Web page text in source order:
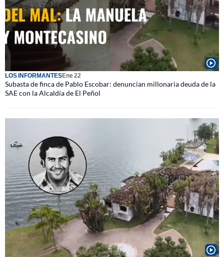
LOS INFORMANTESEne 22
Subasta de finca de Pablo Escobar: denuncian millonaria deuda de la
SAE con la Alcaldía de El Peñol